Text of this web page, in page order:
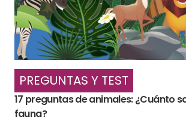
PREGUNTAS Y TEST
17 preguntas de animales: ¿Cuánto
fauna?